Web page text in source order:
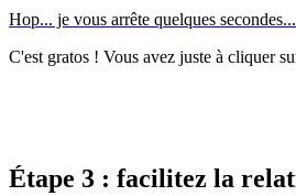
Hop... je vous arrête quelques
C'est gratos ! Vous avez juste à cliquer
Étape 3 : facilitez la